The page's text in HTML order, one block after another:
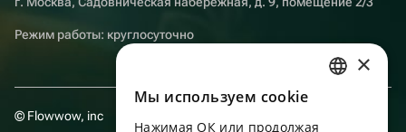
Режим работы: круглосуточно
© Flowwow, inc
×
Мы используем сookie
Нажимая ОК или продолжая